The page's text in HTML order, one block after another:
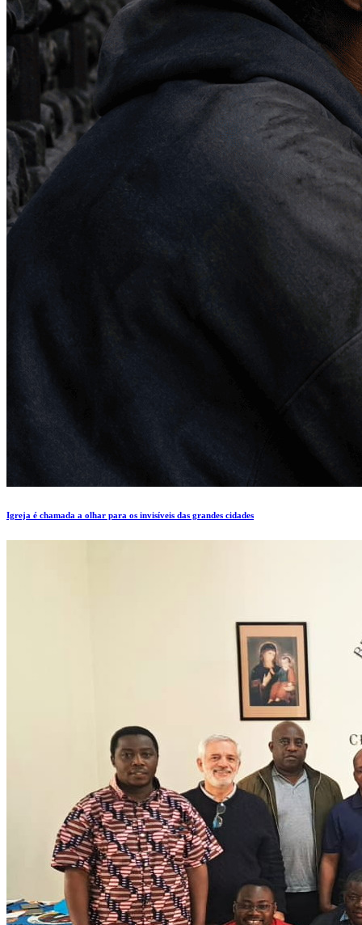
Igreja é chamada a olhar para os invisíveis das grandes cidades